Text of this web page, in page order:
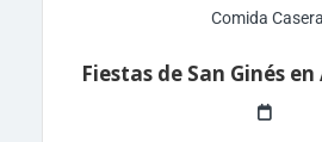
Comida Casera
Fiestas de San Ginés